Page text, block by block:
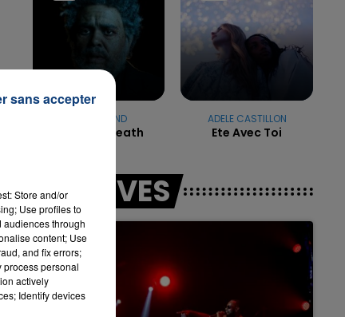
DU WEEK-END LA
THE WEEKND
Take My Breath
ADELE CASTILLON
Ete Avec Toi
LES LIVES
Store and/or
Use profiles to
audiences through
content; Use
and fix errors;
process personal
actively
Identify devices
sans accepter